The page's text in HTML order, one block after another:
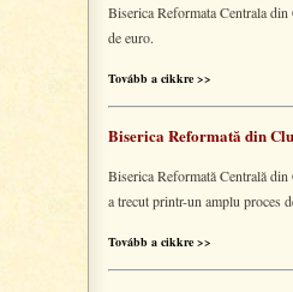
Biserica Reformata Centrala
de euro.
Tovább a cikkre >>
Biserica Reformată din
Biserica Reformată Centrală
a trecut printr-un amplu proces
Tovább a cikkre >>